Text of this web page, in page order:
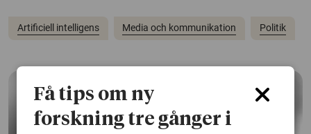
Artificiell intelligens Media och kommunikation Politik
Få tips om ny
forskning tre gånger i